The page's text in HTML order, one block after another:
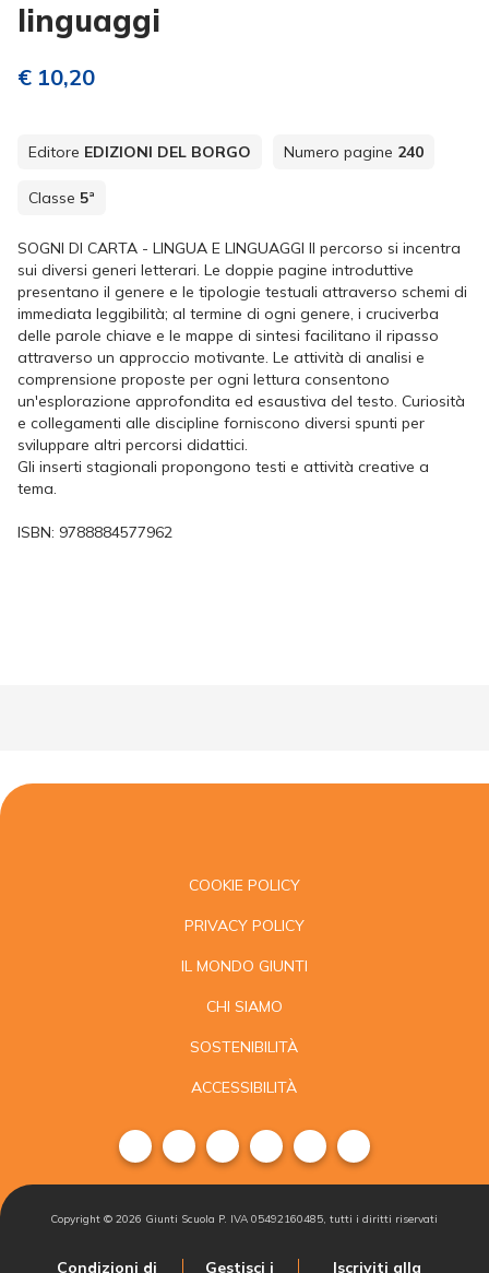
linguaggi
€ 10,20
Editore EDIZIONI DEL BORGO Numero pagine 240
Classe 5ª
SOGNI DI CARTA - LINGUA E LINGUAGGI Il percorso si incentra
sui diversi generi letterari. Le doppie pagine introduttive
presentano il genere e le tipologie testuali attraverso schemi di
immediata leggibilità; al termine di ogni genere, i cruciverba
delle parole chiave e le mappe di sintesi facilitano il ripasso
attraverso un approccio motivante. Le attività di analisi e
comprensione proposte per ogni lettura consentono
un'esplorazione approfondita ed esaustiva del testo. Curiosità
e collegamenti alle discipline forniscono diversi spunti per
sviluppare altri percorsi didattici.
Gli inserti stagionali propongono testi e attività creative a
tema.
ISBN: 9788884577962
COOKIE POLICY
PRIVACY POLICY
IL MONDO GIUNTI
CHI SIAMO
SOSTENIBILITÀ
ACCESSIBILITÀ
Copyright ©2026 Giunti Scuola P. IVA 05492160485, tutti i diritti riservati
Condizioni di Gestisci i Iscriviti alla